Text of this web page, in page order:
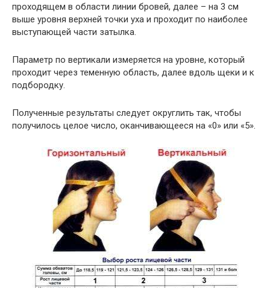
проходящем в области линии бровей, далее – на 3 см
выше уровня верхней точки уха и проходит по наиболее
выступающей части затылка.
Параметр по вертикали измеряется на уровне, который
проходит через теменную область, далее вдоль щеки и к
подбородку.
Полученные результаты следует округлить так, чтобы
получилось целое число, оканчивающееся на «0» или «5».